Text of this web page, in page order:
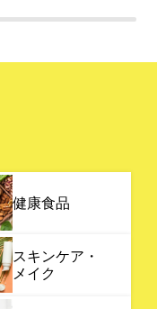
健康食品
スキンケア・
メイク